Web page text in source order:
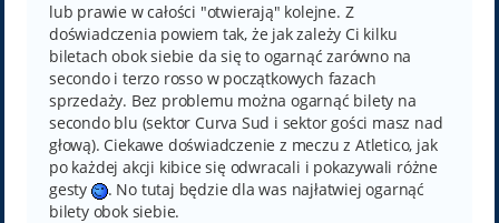
lub prawie w całości "otwierają" kolejne. Z
doświadczenia powiem tak, że jak zależy Ci kilku
biletach obok siebie da się to ogarnąć zarówno na
secondo i terzo rosso w początkowych fazach
sprzedaży. Bez problemu można ogarnąć bilety na
secondo blu (sektor Curva Sud i sektor gości masz nad
głową). Ciekawe doświadczenie z meczu z Atletico, jak
po każdej akcji kibice się odwracali i pokazywali różne
gesty
. No tutaj będzie dla was najłatwiej ogarnąć
bilety obok siebie.